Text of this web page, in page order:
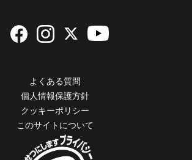
よくある質問
個人情報保護方針
クッキーポリシー
このサイトについて